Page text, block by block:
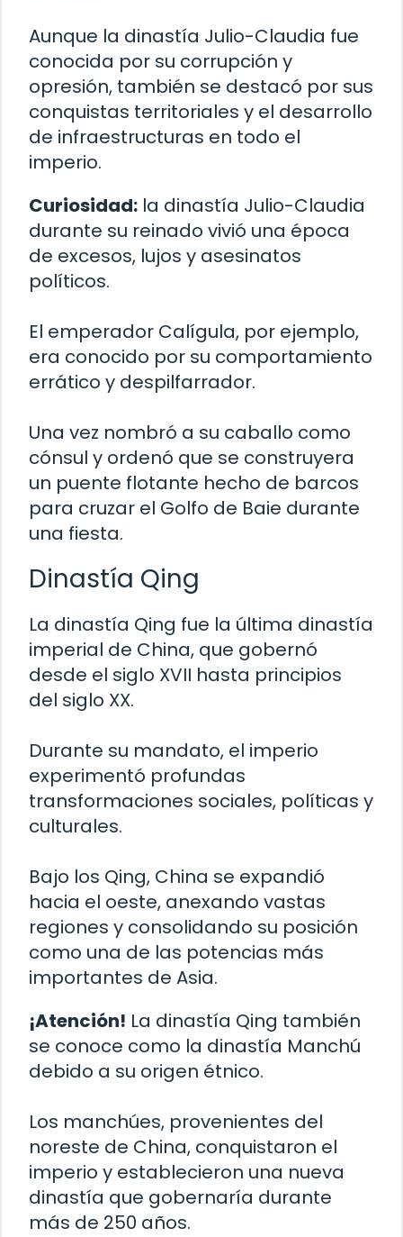
Aunque la dinastía Julio-Claudia fue
conocida por su corrupción y
opresión, también se destacó por sus
conquistas territoriales y el desarrollo
de infraestructuras en todo el
imperio.
Curiosidad: la dinastía Julio-Claudia
durante su reinado vivió una época
de excesos, lujos y asesinatos
políticos.
El emperador Calígula, por ejemplo,
era conocido por su comportamiento
errático y despilfarrador.
Una vez nombró a su caballo como
cónsul y ordenó que se construyera
un puente flotante hecho de barcos
para cruzar el Golfo de Baie durante
una fiesta.
Dinastía Qing
La dinastía Qing fue la última dinastía
imperial de China, que gobernó
desde el siglo XVII hasta principios
del siglo XX.
Durante su mandato, el imperio
experimentó profundas
transformaciones sociales, políticas y
culturales.
Bajo los Qing, China se expandió
hacia el oeste, anexando vastas
regiones y consolidando su posición
como una de las potencias más
importantes de Asia.
¡Atención! La dinastía Qing también
se conoce como la dinastía Manchú
debido a su origen étnico.
Los manchúes, provenientes del
noreste de China, conquistaron el
imperio y establecieron una nueva
dinastía que gobernaría durante
más de 250 años.